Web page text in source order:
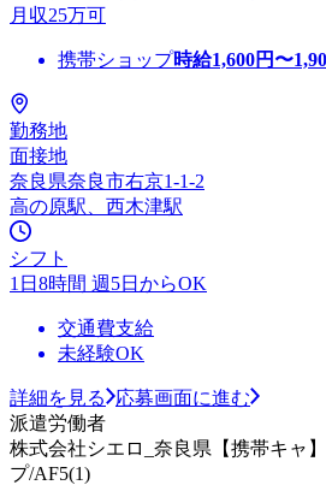
月収25万可
携帯ショップ時給1,600円〜
勤務地
面接地
奈良県奈良市右京1-1-2
高の原駅、西木津駅
シフト
1日8時間 週5日からOK
交通費支給
未経験OK
詳細を見る
応募画面に進む
派遣労働者
株式会社シエロ_奈良県【携帯キャ
プ/AF5(1)